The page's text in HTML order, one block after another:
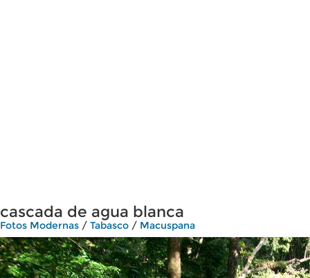
cascada de agua blanca
Fotos Modernas / Tabasco / Macuspana